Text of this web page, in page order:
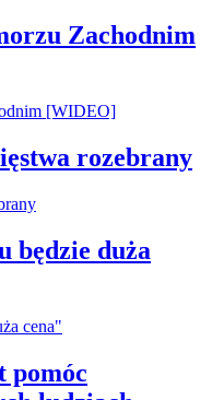
Zachodnim
rozebrany
będzie duża
pomóc